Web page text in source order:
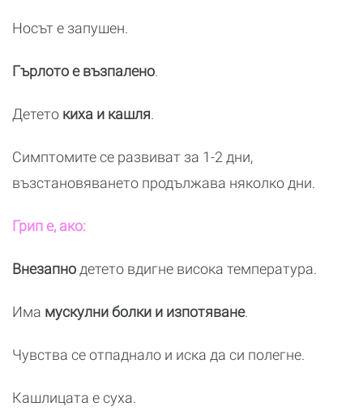
Носът е запушен.
Гърлото е възпалено.
Детето киха и кашля.
Симптомите се развиват за 1-2 дни,
възстановяването продължава няколко дни.
Грип е, ако:
Внезапно детето вдигне висока температура.
Има мускулни болки и изпотяване.
Чувства се отпаднало и иска да си полегне.
Кашлицата е суха.